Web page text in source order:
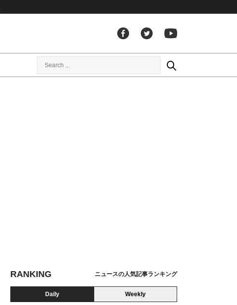
RANKING ニュースの人気記事ランキング
Daily Weekly